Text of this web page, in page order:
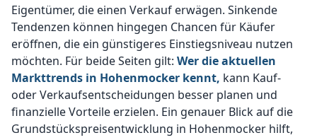
Eigentümer, die einen Verkauf erwägen. Sinkende
Tendenzen können hingegen Chancen für Käufer
eröffnen, die ein günstigeres Einstiegsniveau nutzen
möchten. Für beide Seiten gilt: Wer die aktuellen
Markttrends in Hohenmocker kennt, kann Kauf-
oder Verkaufsentscheidungen besser planen und
finanzielle Vorteile erzielen. Ein genauer Blick auf die
Grundstückspreisentwicklung in Hohenmocker hilft,